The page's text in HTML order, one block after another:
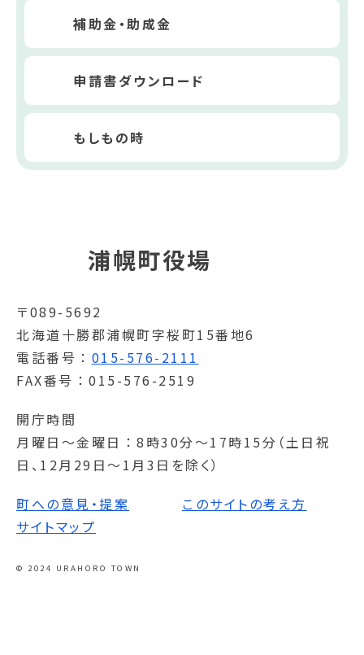
補助金・助成金
申請書ダウンロード
もしもの時
浦幌町役場
〒089-5692
北海道十勝郡浦幌町字桜町15番地6
電話番号
015-576-2111
FAX番号
015-576-2519
開庁時間
月曜日～金曜日
8時30分～17時15分（土日祝
日、12月29日～1月3日を除く）
町への意見・提案
このサイトの考え方
サイトマップ
© 2024 URAHORO TOWN